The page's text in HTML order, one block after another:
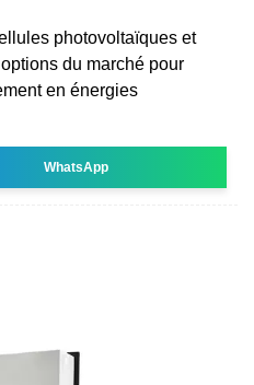
photovoltaïques et
du marché pour
en énergies
WhatsApp